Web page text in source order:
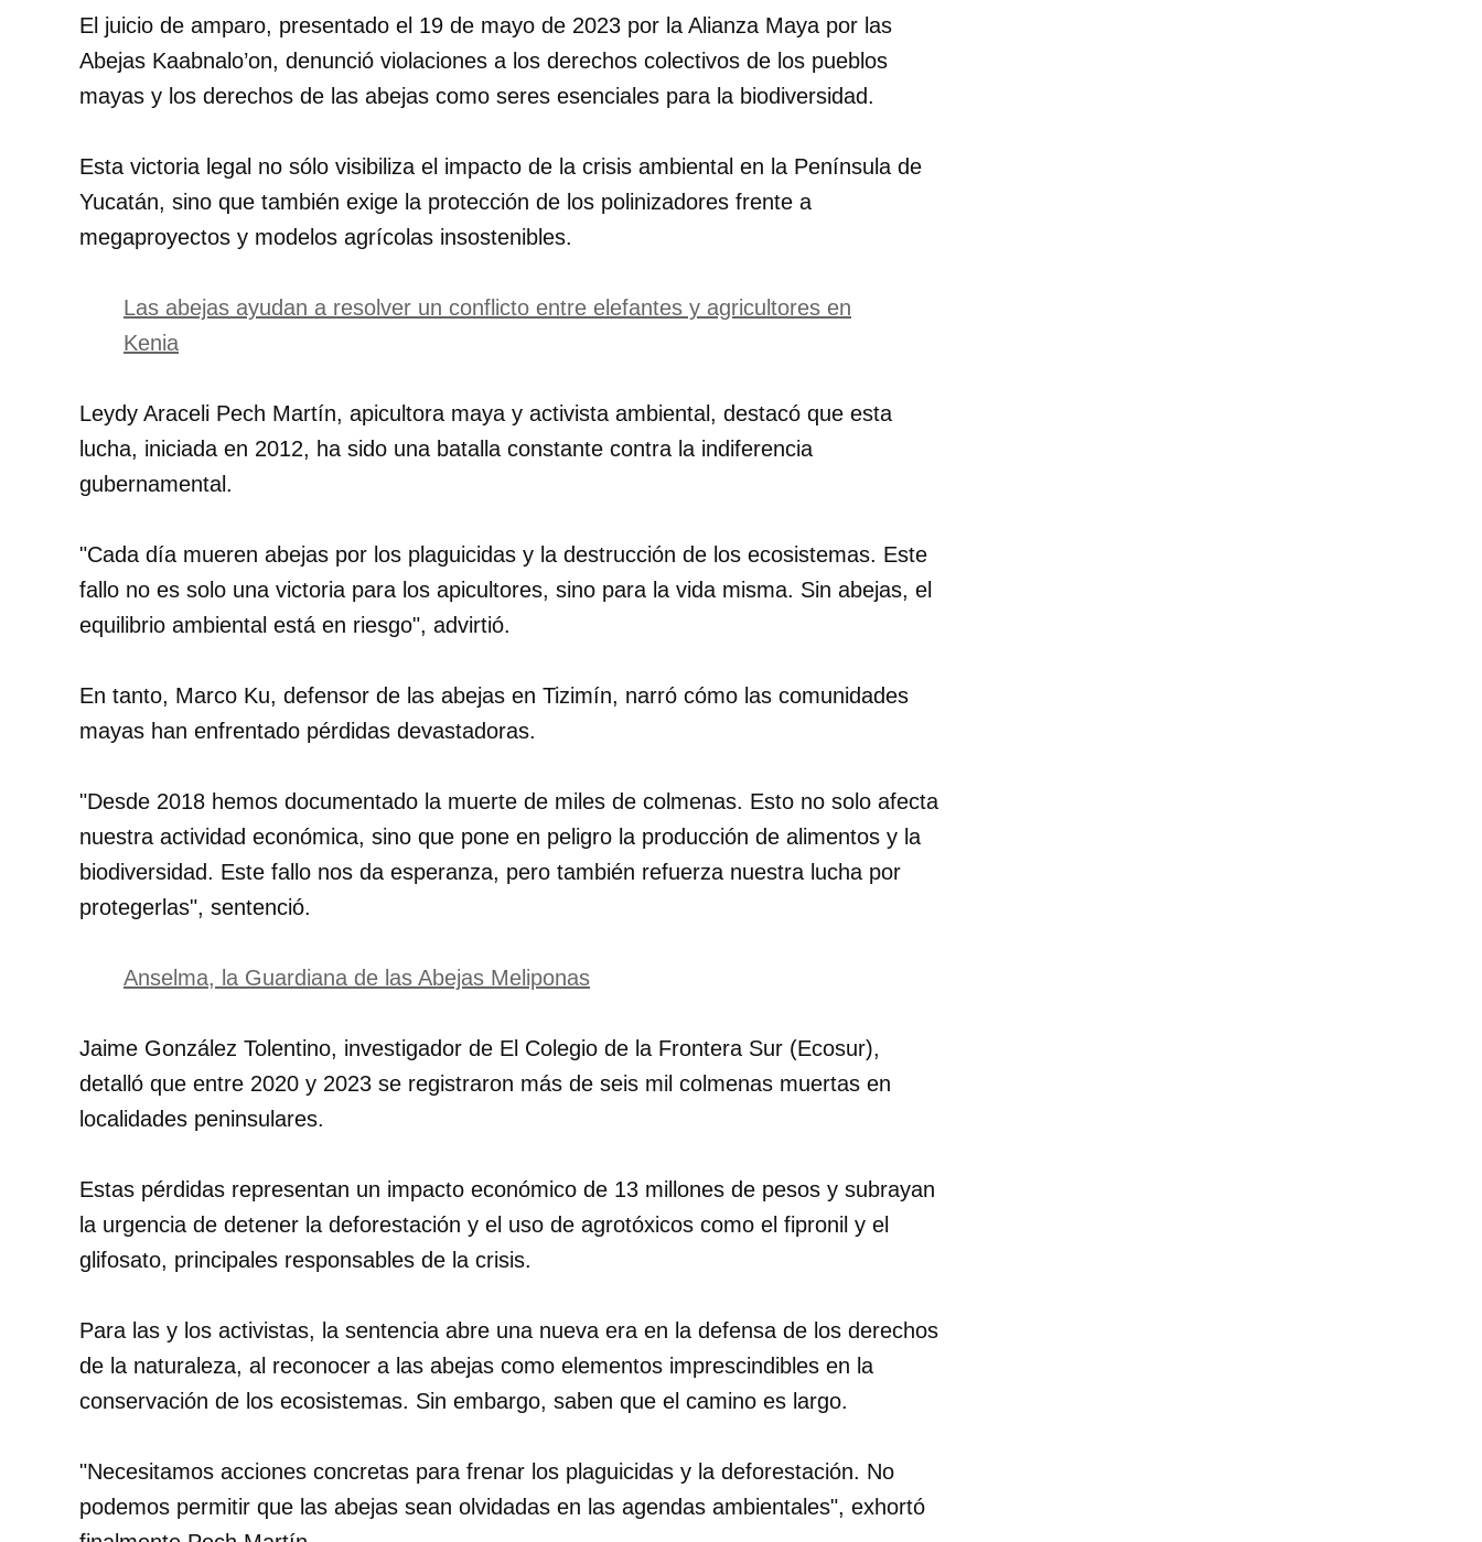
El juicio de amparo, presentado el 19 de mayo de 2023 por la Alianza Maya por las
Abejas Kaabnalo’on, denunció violaciones a los derechos colectivos de los pueblos
mayas y los derechos de las abejas como seres esenciales para la biodiversidad.
Esta victoria legal no sólo visibiliza el impacto de la crisis ambiental en la Península de
Yucatán, sino que también exige la protección de los polinizadores frente a
megaproyectos y modelos agrícolas insostenibles.
Las abejas ayudan a resolver un conflicto entre elefantes y agricultores en
Kenia
Leydy Araceli Pech Martín, apicultora maya y activista ambiental, destacó que esta
lucha, iniciada en 2012, ha sido una batalla constante contra la indiferencia
gubernamental.
"Cada día mueren abejas por los plaguicidas y la destrucción de los ecosistemas. Este
fallo no es solo una victoria para los apicultores, sino para la vida misma. Sin abejas, el
equilibrio ambiental está en riesgo", advirtió.
En tanto, Marco Ku, defensor de las abejas en Tizimín, narró cómo las comunidades
mayas han enfrentado pérdidas devastadoras.
"Desde 2018 hemos documentado la muerte de miles de colmenas. Esto no solo afecta
nuestra actividad económica, sino que pone en peligro la producción de alimentos y la
biodiversidad. Este fallo nos da esperanza, pero también refuerza nuestra lucha por
protegerlas", sentenció.
Anselma, la Guardiana de las Abejas Meliponas
Jaime González Tolentino, investigador de El Colegio de la Frontera Sur (Ecosur),
detalló que entre 2020 y 2023 se registraron más de seis mil colmenas muertas en
localidades peninsulares.
Estas pérdidas representan un impacto económico de 13 millones de pesos y subrayan
la urgencia de detener la deforestación y el uso de agrotóxicos como el fipronil y el
glifosato, principales responsables de la crisis.
Para las y los activistas, la sentencia abre una nueva era en la defensa de los derechos
de la naturaleza, al reconocer a las abejas como elementos imprescindibles en la
conservación de los ecosistemas. Sin embargo, saben que el camino es largo.
"Necesitamos acciones concretas para frenar los plaguicidas y la deforestación. No
podemos permitir que las abejas sean olvidadas en las agendas ambientales", exhortó